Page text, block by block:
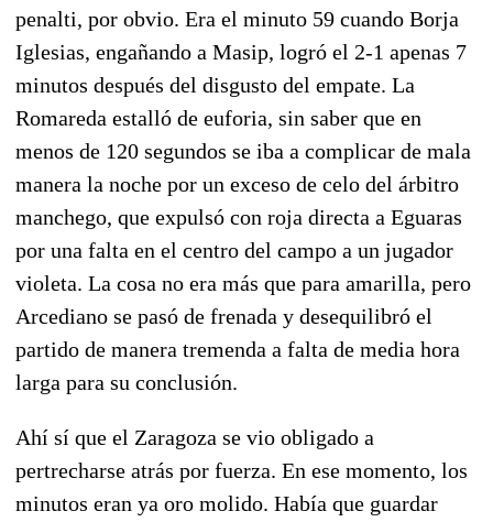
penalti, por obvio. Era el minuto 59 cuando Borja
Iglesias, engañando a Masip, logró el 2-1 apenas 7
minutos después del disgusto del empate. La
Romareda estalló de euforia, sin saber que en
menos de 120 segundos se iba a complicar de mala
manera la noche por un exceso de celo del árbitro
manchego, que expulsó con roja directa a Eguaras
por una falta en el centro del campo a un jugador
violeta. La cosa no era más que para amarilla, pero
Arcediano se pasó de frenada y desequilibró el
partido de manera tremenda a falta de media hora
larga para su conclusión.
Ahí sí que el Zaragoza se vio obligado a
pertrecharse atrás por fuerza. En ese momento, los
minutos eran ya oro molido. Había que guardar